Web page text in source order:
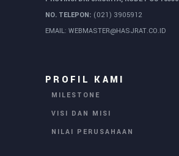
NO. TELEPON: (021) 3905912
EMAIL: WEBMASTER@HASJRAT.CO.ID
PROFIL KAMI
MILESTONE
VISI DAN MISI
NILAI PERUSAHAAN